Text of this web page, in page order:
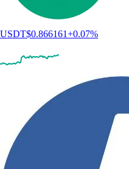
USDT$0.866161+0.07%